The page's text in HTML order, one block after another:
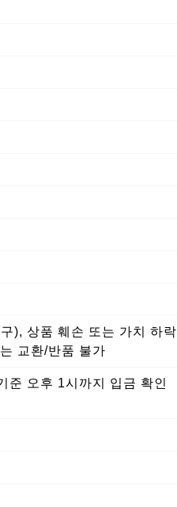
), 상품 훼손 또는 가치 하락
교환/반품 불가
준 오후 1시까지 입금 확인